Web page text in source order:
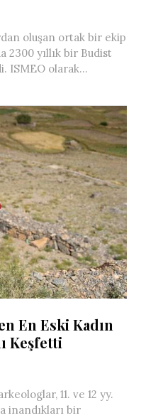
oluşan ortak bir ekip
2300 yıllık bir Budist
ISMEO olarak...
En Eski Kadın
Keşfetti
11. ve 12 yy.
inandıkları bir